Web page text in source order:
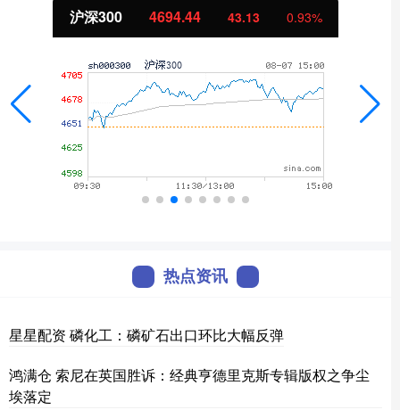
北证50 1134.24 11.37 1.01%
热点资讯
星星配资 磷化工：磷矿石出口环比大幅反弹
鸿满仓 索尼在英国胜诉：经典亨德里克斯专辑版权之争尘
埃落定